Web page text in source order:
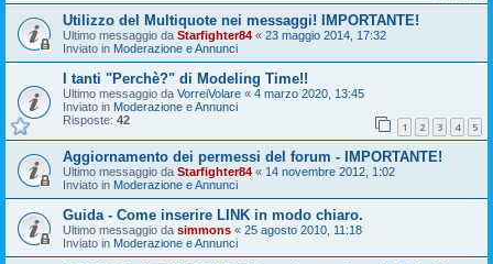
Utilizzo del Multiquote nei messaggi! IMPORTANTE!
Ultimo messaggio da Starfighter84 « 23 maggio 2014, 17:32
Inviato in Moderazione e Annunci
I tanti "Perchè?" di Modeling Time!!
Ultimo messaggio da VorreiVolare « 4 marzo 2020, 13:45
Inviato in Moderazione e Annunci
Risposte: 42 1 2 3 4 5
Aggiornamento dei permessi del forum - IMPORTANTE!
Ultimo messaggio da Starfighter84 « 14 novembre 2012, 1:02
Inviato in Moderazione e Annunci
Guida - Come inserire LINK in modo chiaro.
Ultimo messaggio da simmons « 25 agosto 2010, 11:18
Inviato in Moderazione e Annunci